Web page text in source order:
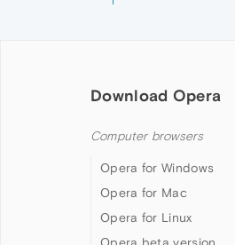
Download Opera
Computer browsers
Opera for Windows
Opera for Mac
Opera for Linux
Opera beta version